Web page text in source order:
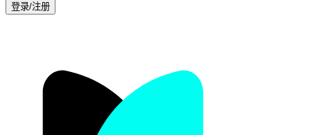
登录/注册